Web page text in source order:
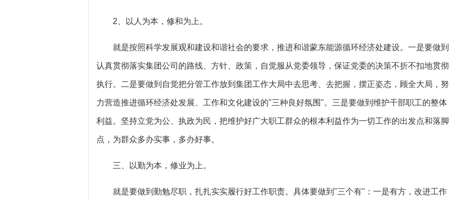
2、以人为本，修和为上。
就是按照科学发展观和建设和谐社会的要求，推进和谐蒙东能源循环经济处建设。一是要做到
认真贯彻落实集团公司的路线、方针、政策，自觉服从党委领导，保证党委的决策不折不扣地贯彻
执行。二是要做到自觉把分管工作放到集团工作大局中去思考、去把握，摆正姿态，顾全大局，努
力营造推进循环经济处发展、工作和文化建设的"三种良好氛围"。三是要做到维护干部职工的整体
利益。坚持立党为公、执政为民，把维护好广大职工群众的根本利益作为一切工作的出发点和落脚
点，为群众多办实事，多办好事。
三、以勤为本，修业为上。
就是要做到勤勉尽职，扎扎实实履行好工作职责。具体要做到"三个有"：一是有方，改进工作